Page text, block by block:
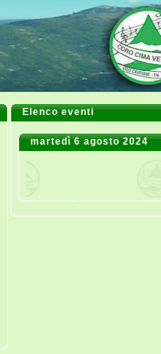
Elenco eventi
martedì 6 agosto 2024